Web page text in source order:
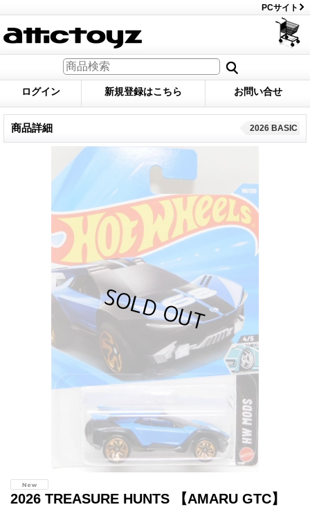
PCサイト
ログイン 新規登録はこちら お問い合せ
商品詳細 2026 BASIC
2026 TREASURE HUNTS 【AMARU GTC】